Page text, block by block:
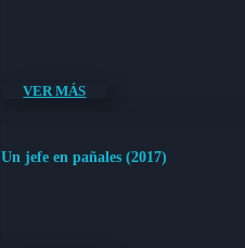
VER MÁS
Un jefe en pañales (2017)